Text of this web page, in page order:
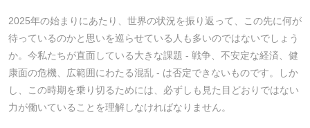
2025年の始まりにあたり、世界の状況を振り返って、この先に何が
待っているのかと思いを巡らせている人も多いのではないでしょう
か。今私たちが直面している大きな課題 - 戦争、不安定な経済、健
康面の危機、広範囲にわたる混乱 - は否定できないものです。しか
し、この時期を乗り切るためには、必ずしも見た目どおりではない
力が働いていることを理解しなければなりません。